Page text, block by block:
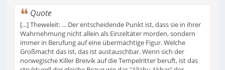
Quote
[...] Theweleit: ... Der entscheidende Punkt ist, dass sie in ihrer
Wahrnehmung nicht allein als Einzeltäter morden, sondern
immer in Berufung auf eine übermächtige Figur. Welche
Großmacht das ist, das ist austauschbar. Wenn sich der
norwegische Killer Breivik auf die Tempelritter beruft, ist das